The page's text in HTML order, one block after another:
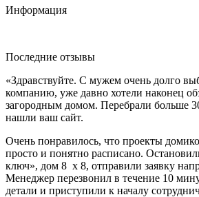
Информация
Последние отзывы
«Здравствуйте. С мужем очень долго
компанию, уже давно хотели наконец
загородным домом. Перебрали больше
нашли ваш сайт.
Очень понравилось, что проекты
просто и понятно расписано.
ключ», дом 8 х 8, отправили заявку
Менеджер перезвонил в течение 10
детали и приступили к началу